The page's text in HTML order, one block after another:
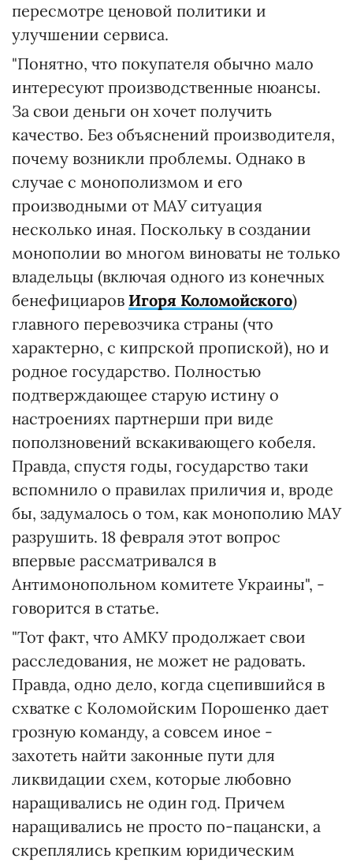
пересмотре ценовой политики и
улучшении сервиса.
"Понятно, что покупателя обычно мало
интересуют производственные нюансы.
За свои деньги он хочет получить
качество. Без объяснений производителя,
почему возникли проблемы. Однако в
случае с монополизмом и его
производными от МАУ ситуация
несколько иная. Поскольку в создании
монополии во многом виноваты не только
владельцы (включая одного из конечных
бенефициаров Игоря Коломойского)
главного перевозчика страны (что
характерно, с кипрской пропиской), но и
родное государство. Полностью
подтверждающее старую истину о
настроениях партнерши при виде
поползновений вскакивающего кобеля.
Правда, спустя годы, государство таки
вспомнило о правилах приличия и, вроде
бы, задумалось о том, как монополию МАУ
разрушить. 18 февраля этот вопрос
впервые рассматривался в
Антимонопольном комитете Украины", -
говорится в статье.
"Тот факт, что АМКУ продолжает свои
расследования, не может не радовать.
Правда, одно дело, когда сцепившийся в
схватке с Коломойским Порошенко дает
грозную команду, а совсем иное -
захотеть найти законные пути для
ликвидации схем, которые любовно
наращивались не один год. Причем
наращивались не просто по-пацански, а
скреплялись крепким юридическим